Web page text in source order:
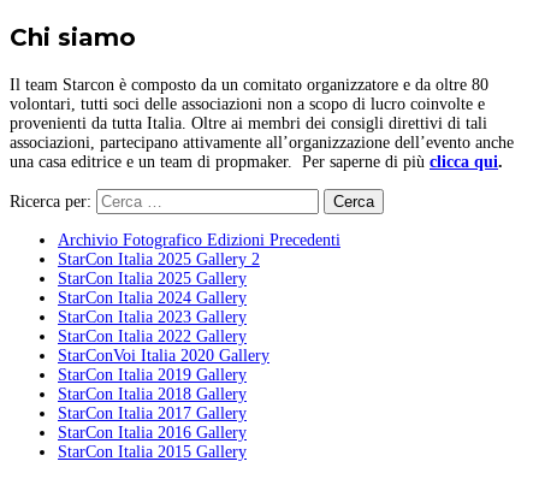
Chi siamo
Il team Starcon è composto da un comitato organizzatore e da oltre 80
volontari, tutti soci delle associazioni non a scopo di lucro coinvolte e
provenienti da tutta Italia. Oltre ai membri dei consigli direttivi di tali
associazioni, partecipano attivamente all’organizzazione dell’evento anche
una casa editrice e un team di propmaker. Per saperne di più clicca qui.
Ricerca per:
Archivio Fotografico Edizioni Precedenti
StarCon Italia 2025 Gallery 2
StarCon Italia 2025 Gallery
StarCon Italia 2024 Gallery
StarCon Italia 2023 Gallery
StarCon Italia 2022 Gallery
StarConVoi Italia 2020 Gallery
StarCon Italia 2019 Gallery
StarCon Italia 2018 Gallery
StarCon Italia 2017 Gallery
StarCon Italia 2016 Gallery
StarCon Italia 2015 Gallery